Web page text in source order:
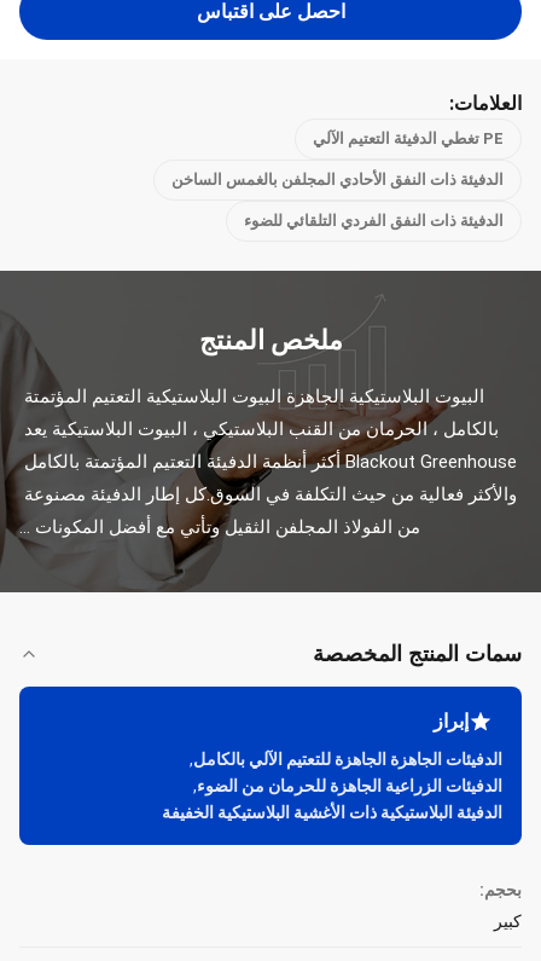
احصل على اقتباس
العلامات:
PE تغطي الدفيئة التعتيم الآلي
الدفيئة ذات النفق الأحادي المجلفن بالغمس الساخن
الدفيئة ذات النفق الفردي التلقائي للضوء
ملخص المنتج
Blackout Greenhouse أكثر أنظمة الدفيئة التعتيم المؤتمتة بالكامل
من الفولاذ المجلفن الثقيل وتأتي مع أفضل المكونات ...
سمات المنتج المخصصة
إبراز
الدفيئات الجاهزة الجاهزة للتعتيم الآلي بالكامل,
الدفيئات الزراعية الجاهزة للحرمان من الضوء,
الدفيئة البلاستيكية ذات الأغشية البلاستيكية الخفيفة
بحجم:
كبير